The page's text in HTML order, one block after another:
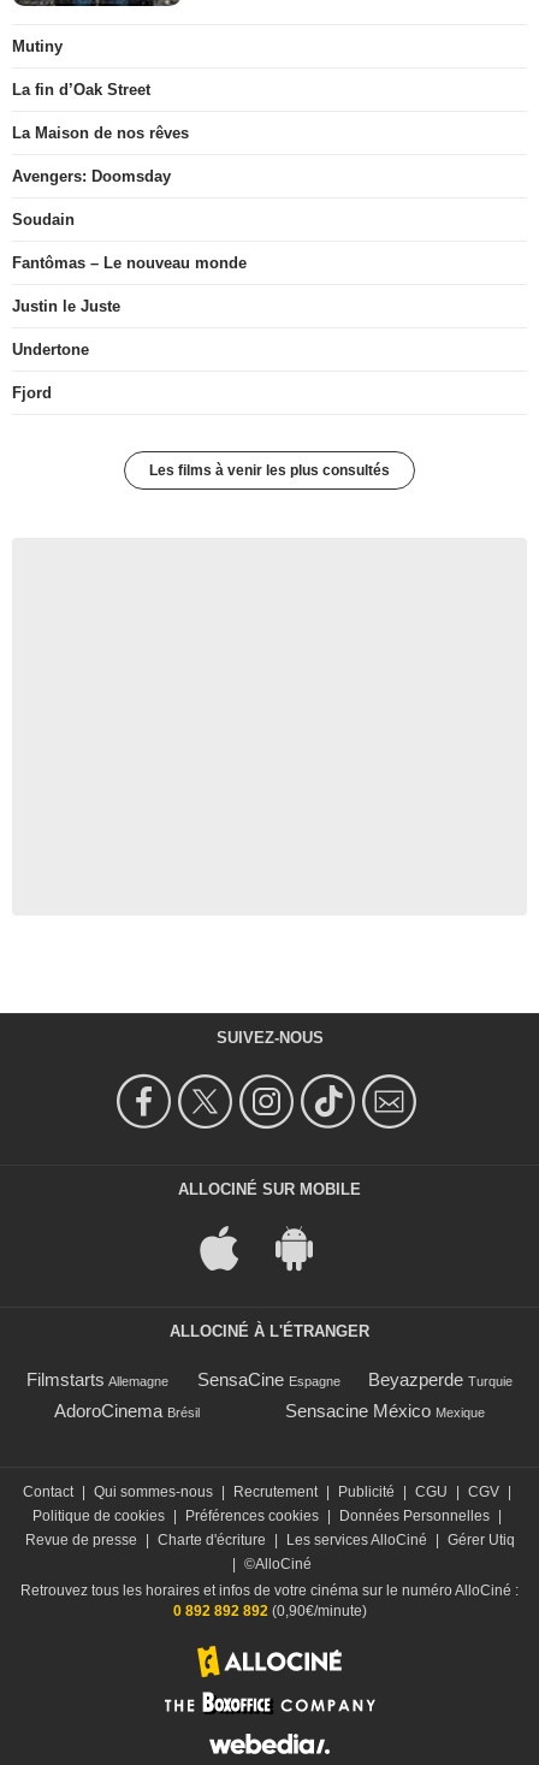
Mutiny
La fin d’Oak Street
La Maison de nos rêves
Avengers: Doomsday
Soudain
Fantômas – Le nouveau monde
Justin le Juste
Undertone
Fjord
Les films à venir les plus consultés
SUIVEZ-NOUS
ALLOCINÉ SUR MOBILE
ALLOCINÉ À L'ÉTRANGER
Filmstarts Allemagne SensaCine Espagne Beyazperde Turquie
AdoroCinema Brésil Sensacine México Mexique
Contact Qui sommes-nous Recrutement Publicité CGU CGV
Politique de cookies
Préférences cookies Données Personnelles
Revue de presse
Charte d'écriture Les services AlloCiné
Gérer Utiq
©AlloCiné
Retrouvez tous les horaires et infos de votre cinéma sur le numéro AlloCiné :
0 892 892 892(0,90€/minute)